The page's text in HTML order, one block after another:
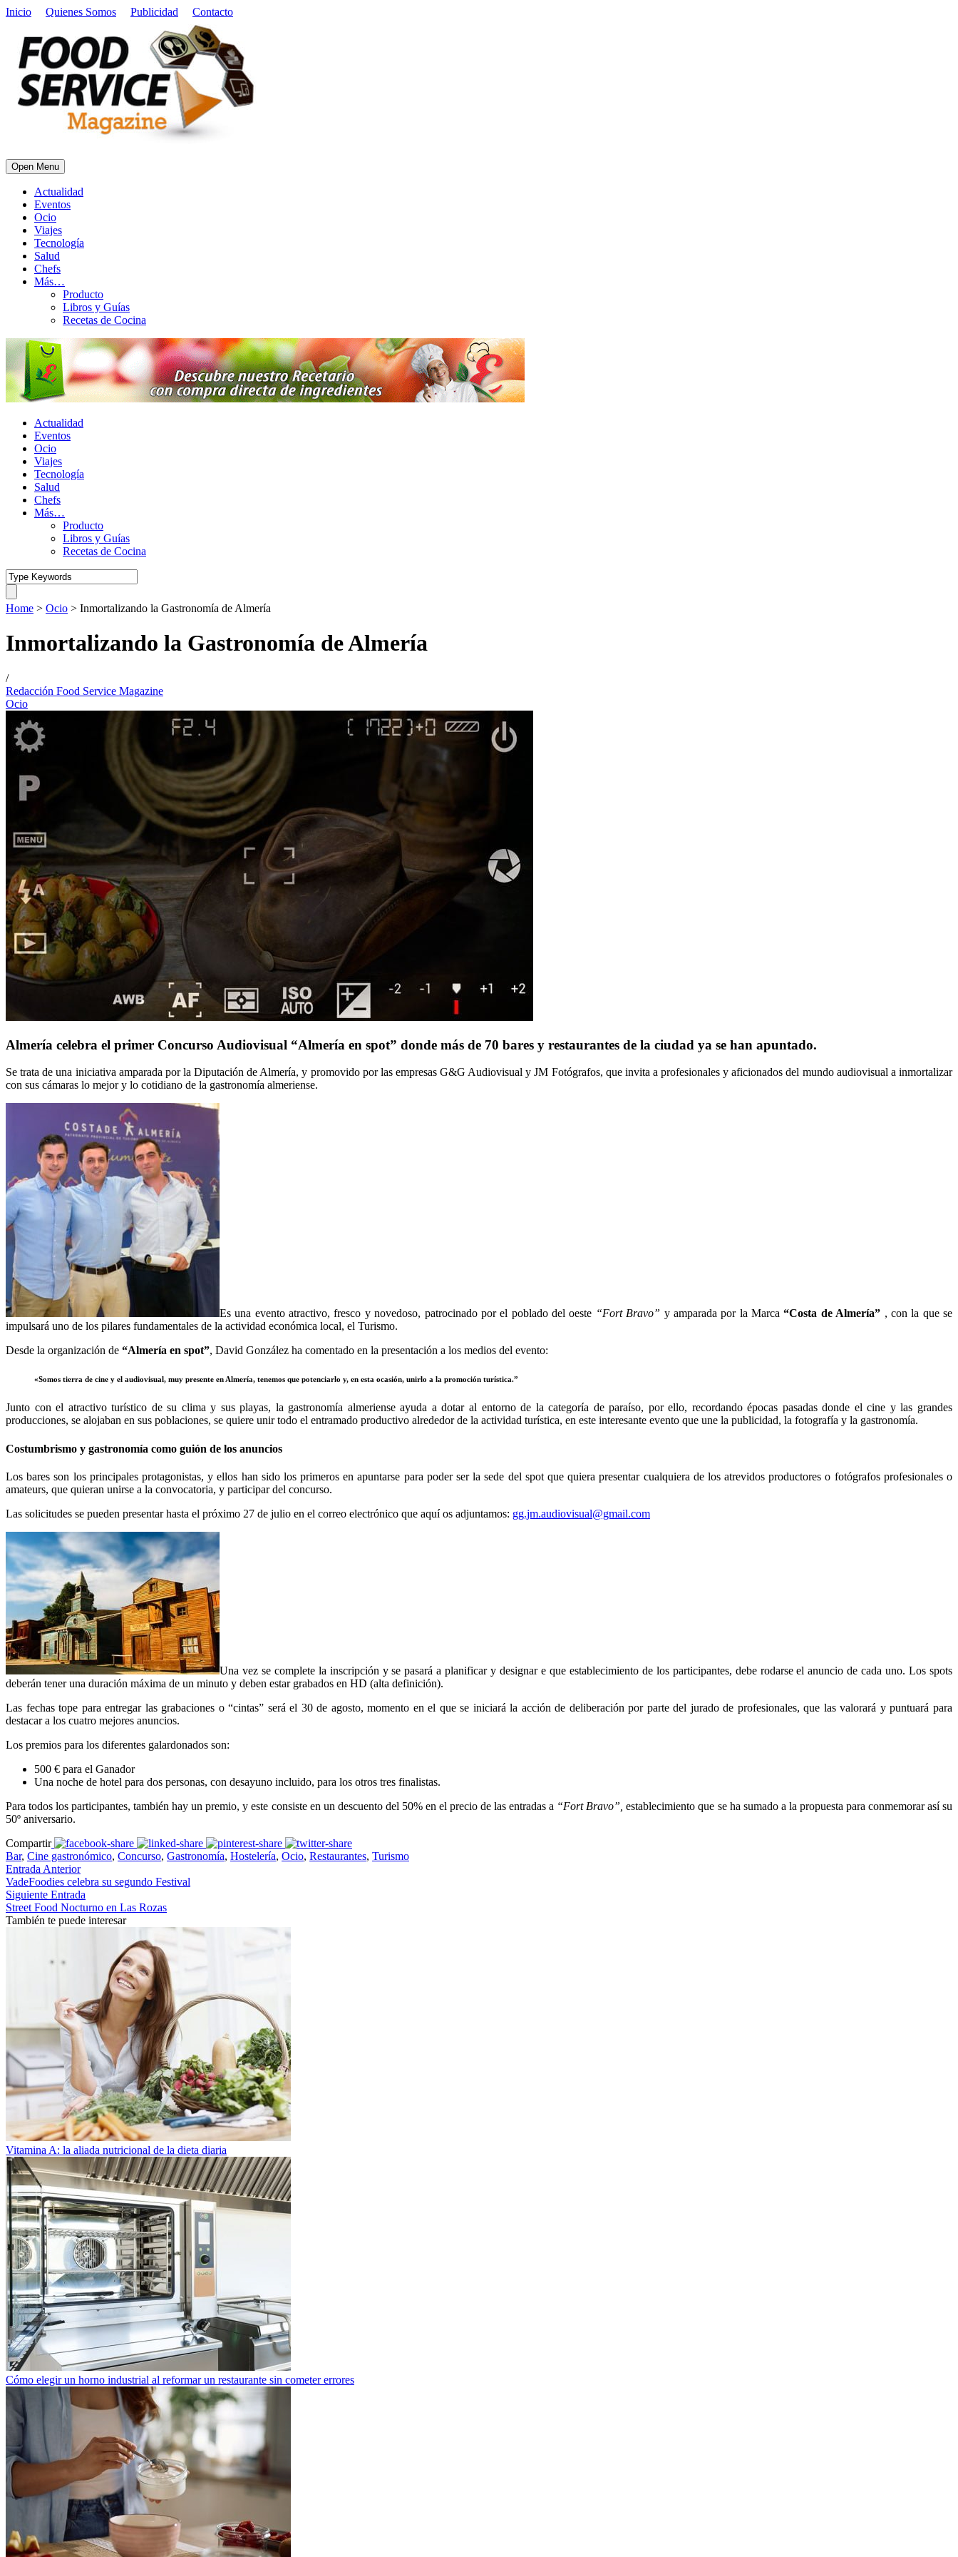
Inicio Quienes Somos Publicidad Contacto
Open Menu
Actualidad
Eventos
Ocio
Viajes
Tecnología
Salud
Chefs
Más…
Producto
Libros y Guías
Recetas de Cocina
Actualidad
Eventos
Ocio
Viajes
Tecnología
Salud
Chefs
Más…
Producto
Libros y Guías
Recetas de Cocina
Home > Ocio > Inmortalizando la Gastronomía de Almería
Inmortalizando la Gastronomía de Almería
/
Redacción Food Service Magazine
Ocio
Almería celebra el primer Concurso Audiovisual “Almería en spot” donde más de 70 bares y restaurantes de la ciudad ya se han apuntado.
Se trata de una iniciativa amparada por la Diputación de Almería, y promovido por las empresas G&G Audiovisual y JM Fotógrafos, que invita a profesionales y aficionados del mundo audiovisual a inmortalizar
con sus cámaras lo mejor y lo cotidiano de la gastronomía almeriense.
Es una evento atractivo, fresco y novedoso, patrocinado por el poblado del oeste “Fort Bravo” y amparada por la Marca“Costa de Almería” , con la que se
impulsará uno de los pilares fundamentales de la actividad económica local, el Turismo.
Desde la organización de “Almería en spot”, David González ha comentado en la presentación a los medios del evento:
«Somos tierra de cine y el audiovisual, muy presente en Almería, tenemos que potenciarlo y, en esta ocasión, unirlo a la promoción turística.”
Junto con el atractivo turístico de su clima y sus playas, la gastronomía almeriense ayuda a dotar al entorno de la categoría de paraíso, por ello, recordando épocas pasadas donde el cine y las grandes
producciones, se alojaban en sus poblaciones, se quiere unir todo el entramado productivo alrededor de la actividad turística, en este interesante evento que une la publicidad, la fotografía y la gastronomía.
Costumbrismo y gastronomía como guión de los anuncios
Los bares son los principales protagonistas, y ellos han sido los primeros en apuntarse para poder ser la sede del spot que quiera presentar cualquiera de los atrevidos productores o fotógrafos profesionales o
amateurs, que quieran unirse a la convocatoria, y participar del concurso.
Las solicitudes se pueden presentar hasta el próximo 27 de julio en el correo electrónico que aquí os adjuntamos: gg.jm.audiovisual@gmail.com
Una vez se complete la inscripción y se pasará a planificar y designar e que establecimiento de los participantes, debe rodarse el anuncio de cada uno. Los spots
deberán tener una duración máxima de un minuto y deben estar grabados en HD (alta definición).
Las fechas tope para entregar las grabaciones o “cintas” será el 30 de agosto, momento en el que se iniciará la acción de deliberación por parte del jurado de profesionales, que las valorará y puntuará para
destacar a los cuatro mejores anuncios.
Los premios para los diferentes galardonados son:
500 € para el Ganador
Una noche de hotel para dos personas, con desayuno incluido, para los otros tres finalistas.
Para todos los participantes, también hay un premio, y este consiste en un descuento del 50% en el precio de las entradas a “Fort Bravo”, establecimiento que se ha sumado a la propuesta para conmemorar así su
50º aniversario.
Compartir
Bar, Cine gastronómico, Concurso, Gastronomía, Hostelería, Ocio, Restaurantes, Turismo
Entrada Anterior
VadeFoodies celebra su segundo Festival
Siguiente Entrada
Street Food Nocturno en Las Rozas
También te puede interesar
Vitamina A: la aliada nutricional de la dieta diaria
Cómo elegir un horno industrial al reformar un restaurante sin cometer errores